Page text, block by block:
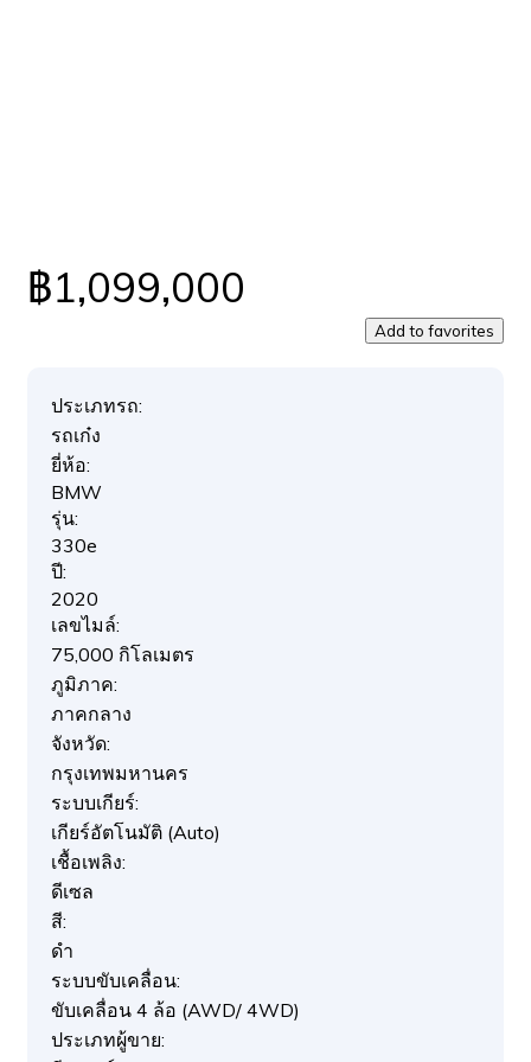
฿1,099,000
Add to favorites
ประเภทรถ:
รถเก๋ง
ยี่ห้อ:
BMW
รุ่น:
330e
ปี:
2020
เลขไมล์:
75,000 กิโลเมตร
ภูมิภาค:
ภาคกลาง
จังหวัด:
กรุงเทพมหานคร
ระบบเกียร์:
เกียร์อัตโนมัติ (Auto)
เชื้อเพลิง:
ดีเซล
สี:
ดำ
ระบบขับเคลื่อน:
ขับเคลื่อน 4 ล้อ (AWD/ 4WD)
ประเภทผู้ขาย: